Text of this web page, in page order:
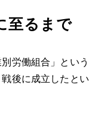
至るまで
労働組合」という
後に成立したとい